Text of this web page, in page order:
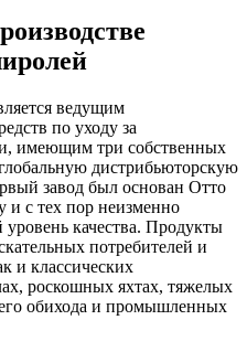
ведущим
по уходу за
имеющим три собственных
дистрибьюторскую
завод был основан Отто
и с тех пор неизменно
качества. Продукты
потребителей и
и классических
роскошных яхтах, тяжелых
обихода и промышленных